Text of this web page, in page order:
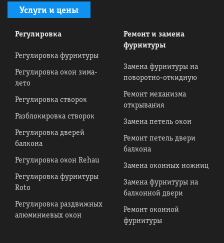
Регулировка
Регулировка фурнитуры
Регулировка окон зима-
лето
Регулировка створок
Разблокировка створок
Регулировка дверей
балкона
Регулировка окон Rehau
Регулировка фурнитуры
Roto
Регулировка раздвижных
алюминиевых окон
Ремонт и замена
фурнитуры
Замена фурнитуры на
поворотно-откидную
Ремонт механизма
открывания
Замена петель окон
Ремонт петель двери
балкона
Замена оконных ножниц
Замена фурнитуры на
балконной двери
Ремонт оконной
фурнитуры
Услуги и цены